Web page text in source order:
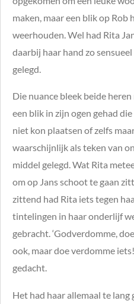
maken, maar een blik op Rob
weerhouden. Wel had Rita
daarbij haar hand zo
gelegd.
Die nuance bleek beide
een blik in zijn ogen gehad
niet kon plaatsen of zelfs
waarschijnlijk als teken van
middel gelegd. Wat Rita
om op Jans schoot te gaan
zittend had Rita iets tegen
tintelingen in haar onderlijf
gebracht. ‘Godverdomme,
ook, maar doe verdomme
gedacht.
Het had haar allemaal te lang